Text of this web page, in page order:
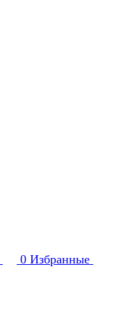
0 Избранные